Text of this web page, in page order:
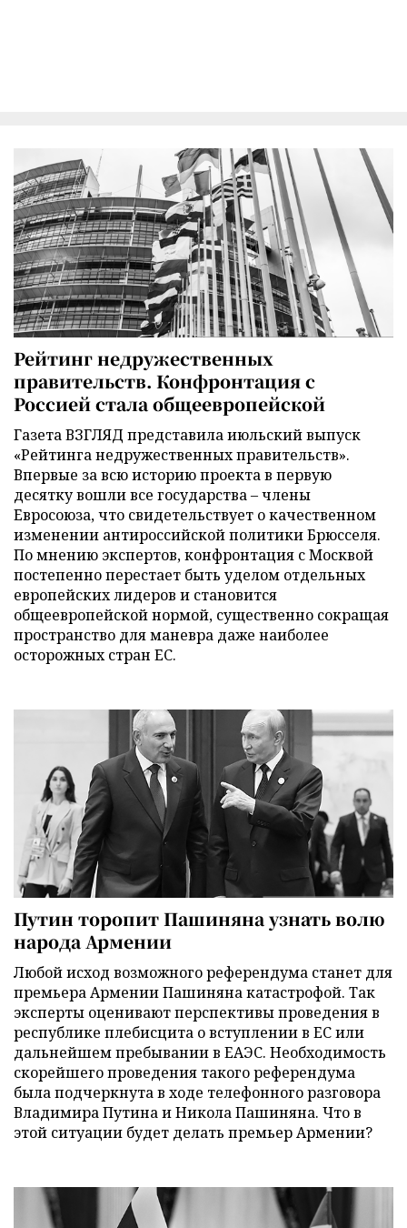
Рейтинг недружественных
правительств. Конфронтация с
Россией стала общеевропейской
Газета ВЗГЛЯД представила июльский выпуск
«Рейтинга недружественных правительств».
Впервые за всю историю проекта в первую
десятку вошли все государства – члены
Евросоюза, что свидетельствует о качественном
изменении антироссийской политики Брюсселя.
По мнению экспертов, конфронтация с Москвой
постепенно перестает быть уделом отдельных
европейских лидеров и становится
общеевропейской нормой, существенно сокращая
пространство для маневра даже наиболее
осторожных стран ЕС.
Путин торопит Пашиняна узнать волю
народа Армении
Любой исход возможного референдума станет для
премьера Армении Пашиняна катастрофой. Так
эксперты оценивают перспективы проведения в
республике плебисцита о вступлении в ЕС или
дальнейшем пребывании в ЕАЭС. Необходимость
скорейшего проведения такого референдума
была подчеркнута в ходе телефонного разговора
Владимира Путина и Никола Пашиняна. Что в
этой ситуации будет делать премьер Армении?